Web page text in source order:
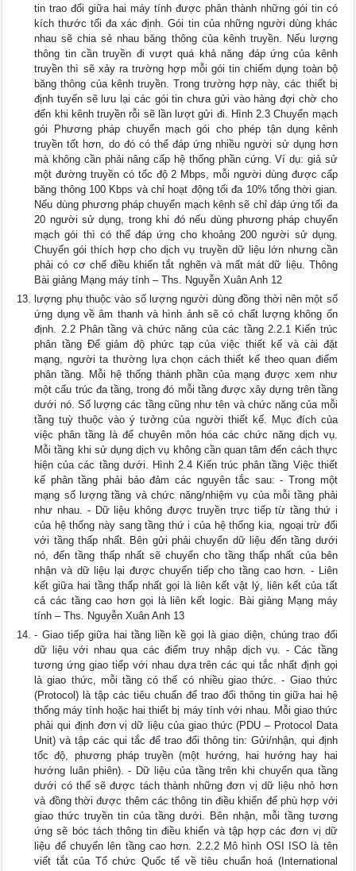
tin trao đổi giữa hai máy tính được phân thành những gói tin có
kích thước tối đa xác định. Gói tin của những người dùng khác
nhau sẽ chia sẻ nhau băng thông của kênh truyền. Nếu lượng
thông tin cần truyền đi vượt quá khả năng đáp ứng của kênh
truyền thì sẽ xảy ra trường hợp mỗi gói tin chiếm dụng toàn bộ
băng thông của kênh truyền. Trong trường hợp này, các thiết bị
định tuyến sẽ lưu lại các gói tin chưa gửi vào hàng đợi chờ cho
đến khi kênh truyền rỗi sẽ lần lượt gửi đi. Hình 2.3 Chuyển mạch
gói Phương pháp chuyển mạch gói cho phép tận dụng kênh
truyền tốt hơn, do đó có thể đáp ứng nhiều người sử dụng hơn
mà không cần phải nâng cấp hệ thống phần cứng. Ví dụ: giả sử
một đường truyền có tốc độ 2 Mbps, mỗi người dùng được cấp
băng thông 100 Kbps và chỉ hoạt động tối đa 10% tổng thời gian.
Nếu dùng phương pháp chuyển mạch kênh sẽ chỉ đáp ứng tối đa
20 người sử dụng, trong khi đó nếu dùng phương pháp chuyển
mạch gói thì có thể đáp ứng cho khoảng 200 người sử dụng.
Chuyển gói thích hợp cho dịch vụ truyền dữ liệu lớn nhưng cần
phải có cơ chế điều khiển tắt nghẽn và mất mát dữ liệu. Thông
Bài giảng Mạng máy tính – Ths. Nguyễn Xuân Anh 12
lượng phụ thuộc vào số lượng người dùng đồng thời nên một số
ứng dụng về âm thanh và hình ảnh sẽ có chất lượng không ổn
định. 2.2 Phân tầng và chức năng của các tầng 2.2.1 Kiến trúc
phân tầng Để giảm độ phức tạp của việc thiết kế và cài đặt
mạng, người ta thường lựa chọn cách thiết kế theo quan điểm
phân tầng. Mỗi hệ thống thành phần của mạng được xem như
một cấu trúc đa tầng, trong đó mỗi tầng được xây dựng trên tầng
dưới nó. Số lượng các tầng cũng như tên và chức năng của mỗi
tầng tuỳ thuộc vào ý tưởng của người thiết kế. Mục đích của
việc phân tầng là để chuyên môn hóa các chức năng dịch vụ.
Mỗi tầng khi sử dụng dịch vụ không cần quan tâm đến cách thực
hiện của các tầng dưới. Hình 2.4 Kiến trúc phân tầng Việc thiết
kế phân tầng phải bảo đảm các nguyên tắc sau: - Trong một
mạng số lượng tầng và chức năng/nhiệm vụ của mỗi tầng phải
như nhau. - Dữ liệu không được truyền trực tiếp từ tầng thứ i
của hệ thống này sang tầng thứ i của hệ thống kia, ngoại trừ đối
với tầng thấp nhất. Bên gửi phải chuyển dữ liệu đến tầng dưới
nó, đến tầng thấp nhất sẽ chuyển cho tầng thấp nhất của bên
nhận và dữ liệu lại được chuyển tiếp cho tầng cao hơn. - Liên
kết giữa hai tầng thấp nhất gọi là liên kết vật lý, liên kết của tất
cả các tầng cao hơn gọi là liên kết logic. Bài giảng Mạng máy
tính – Ths. Nguyễn Xuân Anh 13
- Giao tiếp giữa hai tầng liền kề gọi là giao diện, chúng trao đổi
dữ liệu với nhau qua các điểm truy nhập dịch vụ. - Các tầng
tương ứng giao tiếp với nhau dựa trên các qui tắc nhất định gọi
là giao thức, mỗi tầng có thể có nhiều giao thức. - Giao thức
(Protocol) là tập các tiêu chuẩn để trao đổi thông tin giữa hai hệ
thống máy tính hoặc hai thiết bị máy tính với nhau. Mỗi giao thức
phải qui định đơn vị dữ liệu của giao thức (PDU – Protocol Data
Unit) và tập các qui tắc để trao đổi thông tin: Gửi/nhận, qui định
tốc độ, phương pháp truyền (một hướng, hai hướng hay hai
hướng luân phiên). - Dữ liệu của tầng trên khi chuyển qua tầng
dưới có thể sẽ được tách thành những đơn vị dữ liệu nhỏ hơn
và đồng thời được thêm các thông tin điều khiển để phù hợp với
giao thức truyền tin của tầng dưới. Bên nhận, mỗi tầng tương
ứng sẽ bóc tách thông tin điều khiển và tập hợp các đơn vị dữ
liệu để chuyển lên tầng cao hơn. 2.2.2 Mô hình OSI ISO là tên
viết tắt của Tổ chức Quốc tế về tiêu chuẩn hoá (International